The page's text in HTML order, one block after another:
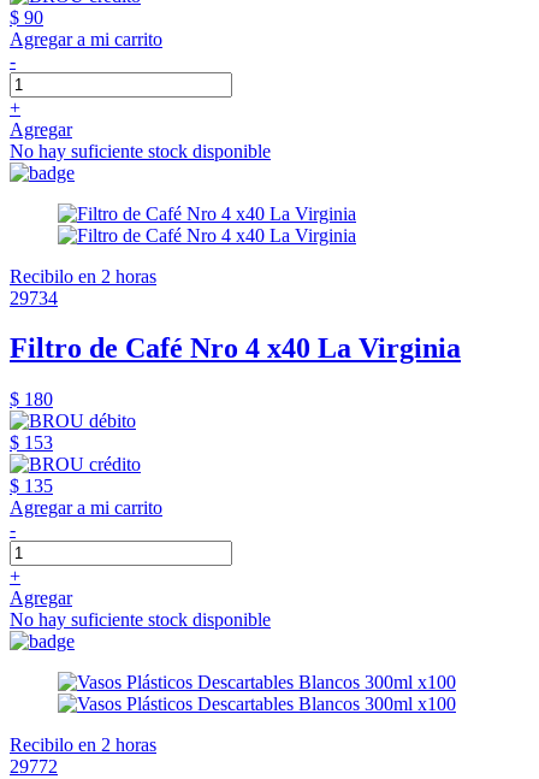
$ 90
Agregar a mi carrito
-
+
Agregar
No hay suficiente stock disponible
Recibilo en 2 horas
29734
Filtro de Café Nro 4 x40 La Virginia
$ 180
$ 153
$ 135
Agregar a mi carrito
-
+
Agregar
No hay suficiente stock disponible
Recibilo en 2 horas
29772